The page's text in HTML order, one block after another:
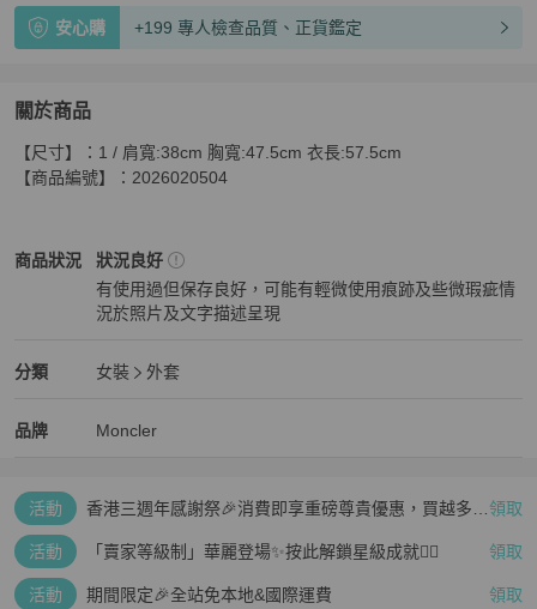
安心購 +199 專人檢查品質、正貨鑑定
關於商品
關於Moncler 蒙克萊 黃色 Lans 羽絨 外套商品詳情與購買須知
【尺寸】：1 / 肩寬:38cm 胸寬:47.5cm 衣長:57.5cm
【商品編號】：2026020504
商品狀況
Moncler女裝商品狀態與細節
狀況良好
有使用過但保存良好，可能有輕微使用痕跡及些微瑕疵情
況於照片及文字描述呈現
分類
Moncler 女裝分類資訊
女裝
外套
品牌
Moncler 精品女裝品牌介紹
Moncler
Moncler 推薦清單
活動
香港三週年感謝祭🎉消費即享重磅尊貴優惠，買越多、 領取
活動 「賣家等級制」華麗登場✨按此解鎖星級成就👆🏻 領取
活動 期間限定🎉全站免本地&國際運費 領取